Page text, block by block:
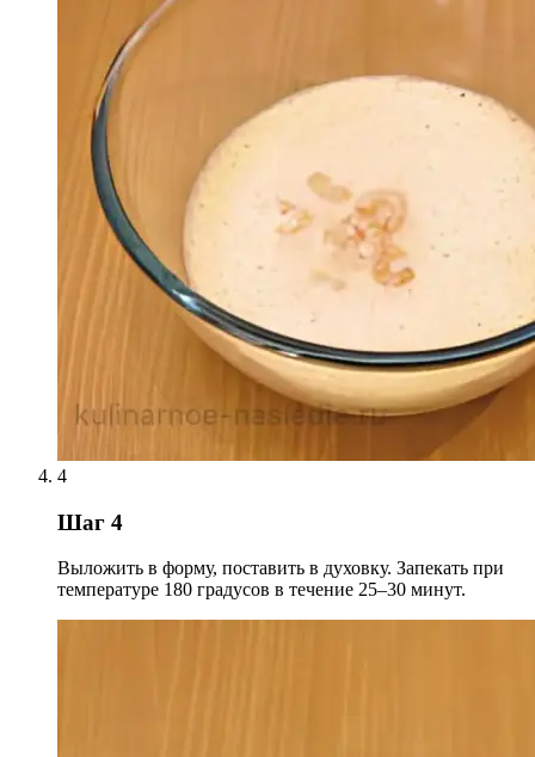
4
Шаг 4
Выложить в форму, поставить в духовку. Запекать при
температуре 180 градусов в течение 25–30 минут.